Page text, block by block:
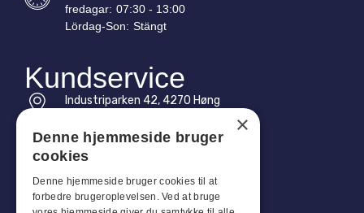
fredagar: 07:30 - 13:00
Lördag-Son: Stängt
Kundservice
Industriparken 42, 4270 Høng
Tel: +45 4396 4122
E-post: vb@viggobendz.dk
×
Denne hjemmeside bruger
cookies
Denne hjemmeside bruger cookies til at
forbedre brugeroplevelsen. Ved at bruge